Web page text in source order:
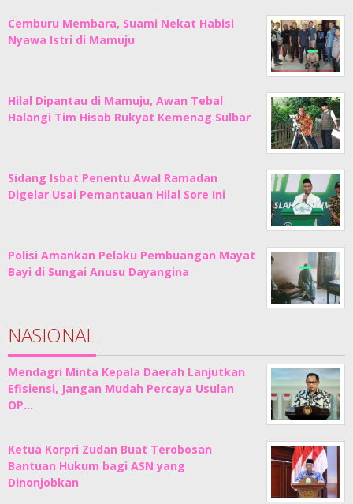
Cemburu Membara, Suami Nekat Habisi
Nyawa Istri di Mamuju
Hilal Dipantau di Mamuju, Awan Tebal
Halangi Tim Hisab Rukyat Kemenag Sulbar
Sidang Isbat Penentu Awal Ramadan
Digelar Usai Pemantauan Hilal Sore Ini
Polisi Amankan Pelaku Pembuangan Mayat
Bayi di Sungai Anusu Dayangina
NASIONAL
Mendagri Minta Kepala Daerah Lanjutkan
Efisiensi, Jangan Mudah Percaya Usulan
OP…
Ketua Korpri Zudan Buat Terobosan
Bantuan Hukum bagi ASN yang
Dinonjobkan